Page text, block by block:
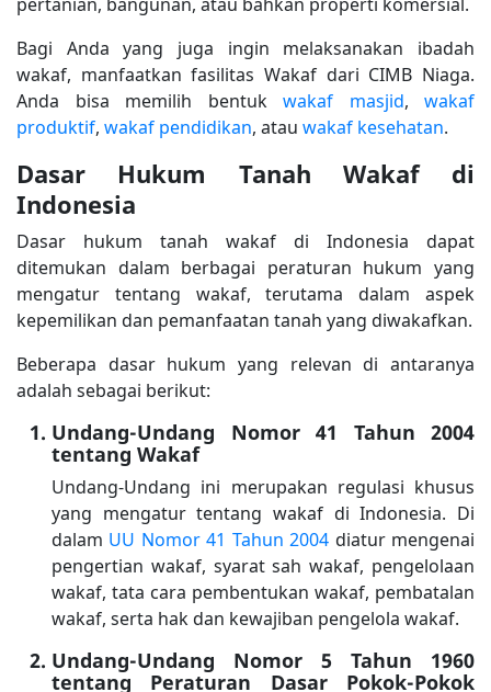
Bagi Anda yang juga ingin melaksanakan ibadah
wakaf, manfaatkan fasilitas Wakaf dari CIMB Niaga.
Anda bisa memilih bentuk wakaf masjid, wakaf
produktif, wakaf pendidikan, atau wakaf kesehatan.
Dasar Hukum Tanah Wakaf di
Indonesia
Dasar hukum tanah wakaf di Indonesia dapat
ditemukan dalam berbagai peraturan hukum yang
mengatur tentang wakaf, terutama dalam aspek
kepemilikan dan pemanfaatan tanah yang diwakafkan.
Beberapa dasar hukum yang relevan di antaranya
adalah sebagai berikut:
Undang-Undang Nomor 41 Tahun 2004
tentang Wakaf
Undang-Undang ini merupakan regulasi khusus
yang mengatur tentang wakaf di Indonesia. Di
dalam UU Nomor 41 Tahun 2004 diatur mengenai
pengertian wakaf, syarat sah wakaf, pengelolaan
wakaf, tata cara pembentukan wakaf, pembatalan
wakaf, serta hak dan kewajiban pengelola wakaf.
Undang-Undang Nomor 5 Tahun 1960
tentang Peraturan Dasar Pokok-Pokok